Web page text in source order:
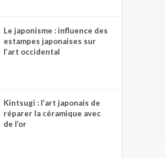
Le japonisme : influence des
estampes japonaises sur
l’art occidental
Kintsugi : l’art japonais de
réparer la céramique avec
de l’or